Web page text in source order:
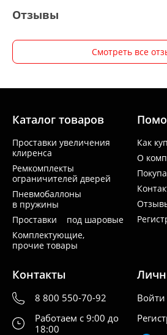
Отзывы
Смотреть все
Каталог товаров
Проставки увеличения
клиренса
Ремкомплекты
ограничителей дверей
Пневмобаллоны
в пружины
Проставки под шаровые
Комплектующие,
прочие товары
Как
О
Контакты
8 800 550-70-92
Работаем с 9:00 до
18:00
Войти